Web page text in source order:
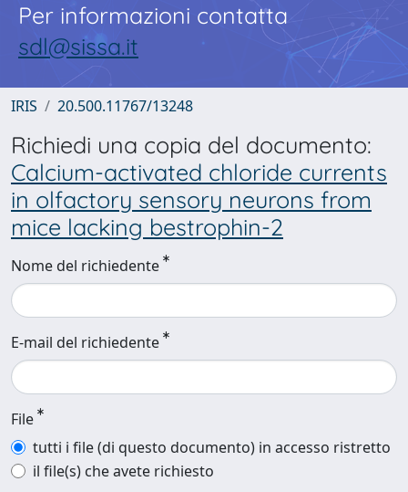
Per informazioni contatta
sdl@sissa.it
IRIS 20.500.11767/13248
Richiedi una copia del documento:
Calcium-activated chloride currents
in olfactory sensory neurons from
mice lacking bestrophin-2
Nome del richiedente
E-mail del richiedente
File
tutti i file (di questo documento) in accesso ristretto
il file(s) che avete richiesto